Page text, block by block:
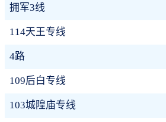
拥军3线
114天王专线
4路
109后白专线
103城隍庙专线